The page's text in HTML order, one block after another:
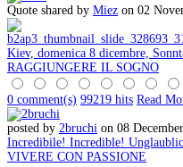
Quote shared by Miez on 02
Kiev, domenica 8 dicembre,
RAGGIUNGERE IL SOGNO
0 comment(s) 99219 hits Read
posted by 2bruchi on 08
Incredibile! Incredible!
VIVERE CON PASSIONE